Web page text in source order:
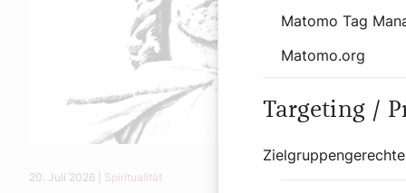
20. Juli 2026 Spiritualität
Matomo Tag
Matomo.org
Targeting /